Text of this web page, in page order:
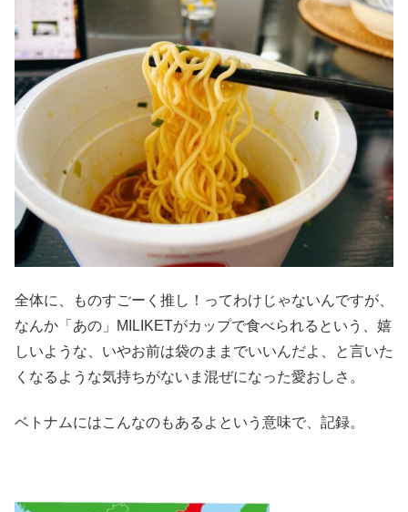
全体に、ものすごーく推し！ってわけじゃないんですが、
なんか「あの」MILIKETがカップで食べられるという、嬉
しいような、いやお前は袋のままでいいんだよ、と言いた
くなるような気持ちがないま混ぜになった愛おしさ。
ベトナムにはこんなのもあるよという意味で、記録。